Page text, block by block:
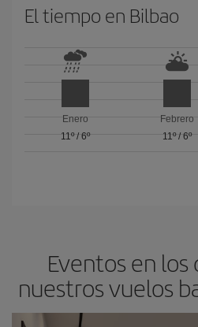
El tiempo en Bilbao
Enero
11º/ 6º
Febrero
11º/ 6º
Eventos en los
nuestros vuelos